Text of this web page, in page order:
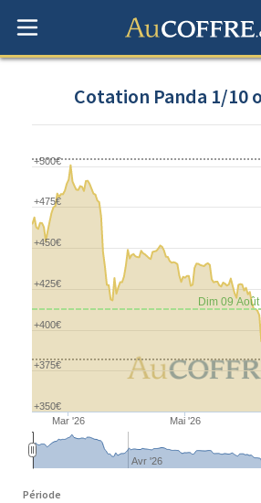
Cotation Panda 1/10
Dim 09
Mar '26 Mai '26
Avr '26
+350€
+375€
+400€
+425€
+450€
+475€
+500€
Période